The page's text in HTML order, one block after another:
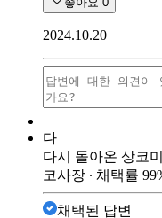
2024.10.20
다
다시 돌아온 상코
코사장 ∙ 채택률 99
채택된 답변